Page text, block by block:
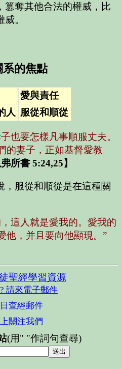
篡奪其他合法的權威，比
。
系的焦點
愛與責任
人
服從和順從
也要怎樣凡事順服丈夫。
的妻子，正如基督愛教
弗所書 5:24,25】
，服從和順從是在這種關
這人就是愛我的。愛我的
他，并且要向他顯現。”
聖經學習資源
請來電子郵件
查經郵件
關注我們
(用" "作詞句查尋)